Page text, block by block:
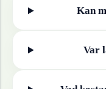
Kan
Var